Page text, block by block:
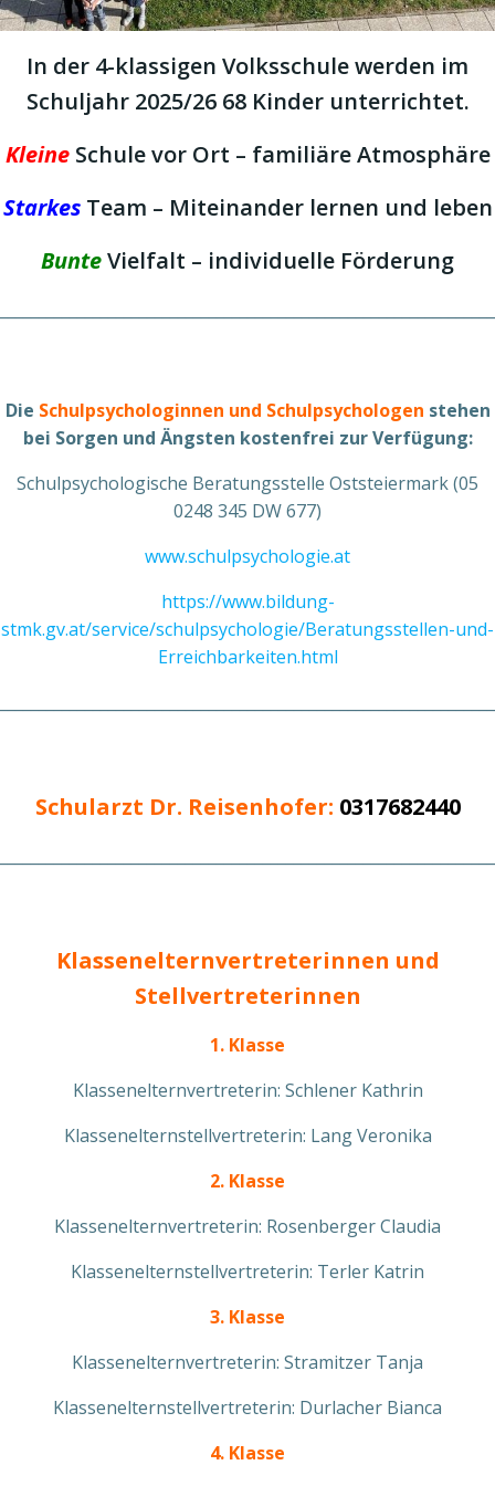
In der 4-klassigen Volksschule werden im
Schuljahr 2025/26 68 Kinder unterrichtet.
KleineSchule vor Ort – familiäre Atmosphäre
StarkesTeam – Miteinander lernen und leben
BunteVielfalt – individuelle Förderung
Die Schulpsychologinnen und Schulpsychologen stehen
bei Sorgen und Ängsten kostenfrei zur Verfügung:
Schulpsychologische Beratungsstelle Oststeiermark (05
0248 345 DW 677)
www.schulpsychologie.at
https://www.bildung-
stmk.gv.at/service/schulpsychologie/Beratungsstellen-und-
Erreichbarkeiten.html
Schularzt Dr. Reisenhofer: 0317682440
Klassenelternvertreterinnen und
Stellvertreterinnen
1. Klasse
Klassenelternvertreterin: Schlener Kathrin
Klassenelternstellvertreterin: Lang Veronika
2. Klasse
Klassenelternvertreterin: Rosenberger Claudia
Klassenelternstellvertreterin: Terler Katrin
3. Klasse
Klassenelternvertreterin: Stramitzer Tanja
Klassenelternstellvertreterin: Durlacher Bianca
4. Klasse